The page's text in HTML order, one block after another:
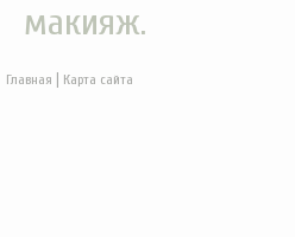
макияж.
Главная Карта сайта